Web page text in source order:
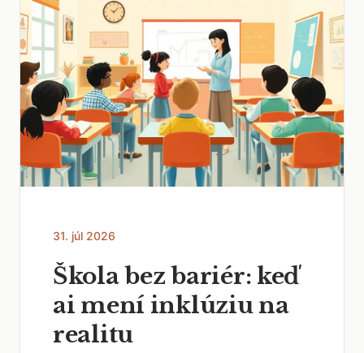
31. júl 2026
Škola bez bariér: keď
ai mení inklúziu na
realitu